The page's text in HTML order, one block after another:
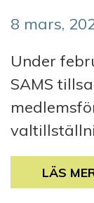
8 mars,
Under
SAMS
LÄS